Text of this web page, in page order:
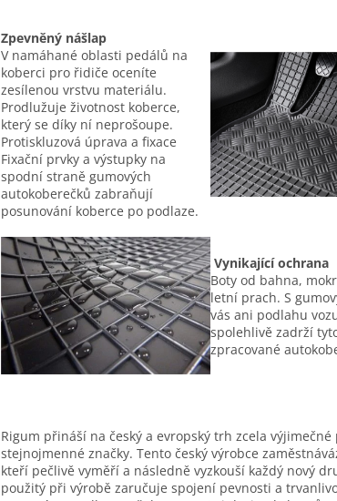
Zpevněný nášlap
V namáhané oblasti pedálů na
koberci pro řidiče oceníte
zesílenou vrstvu materiálu.
Prodlužuje životnost koberce,
který se díky ní neprošoupe.
Protiskluzová úprava a fixace
Fixační prvky a výstupky na
spodní straně gumových
autokoberečků zabraňují
posunování koberce po podlaze.
Vynikající ochrana
Boty od bahna,
letní prach. S
vás ani podlahu
spolehlivě zadrží
zpracované
Rigum přináší na český a evropský trh zcela výjimečné
stejnojmenné značky. Tento český výrobce
kteří pečlivě vyměří a následně vyzkouší každý nový
použitý při výrobě zaručuje spojení pevnosti a